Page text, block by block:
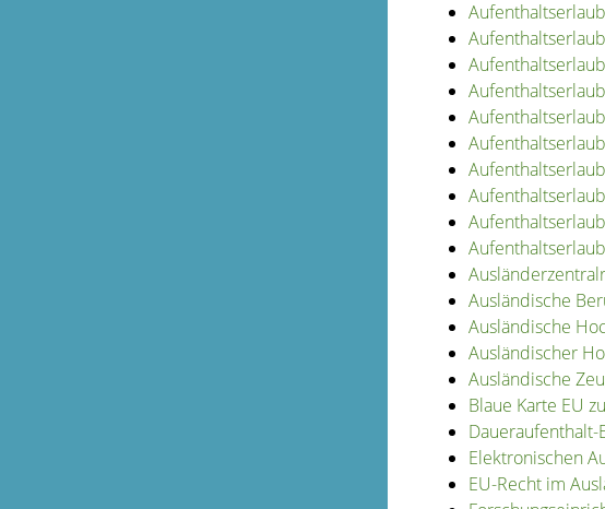
Ausländische
Ausländische
Ausländischer
Ausländische
Blaue Karte EU
Daueraufenthalt-
Elektronischen
EU-Recht im